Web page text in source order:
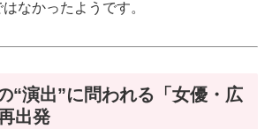
なかったようです。
“演出”に問われる「女優・広
出発